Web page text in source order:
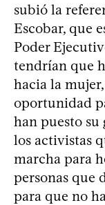
subió la
Escobar, que
Poder
tendrían que
hacia la
oportunidad
han puesto su
los activistas
marcha para
personas que
para que no